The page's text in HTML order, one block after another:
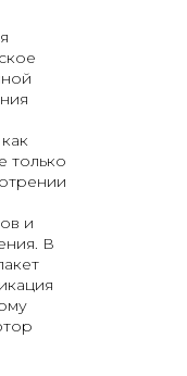
только
и
В